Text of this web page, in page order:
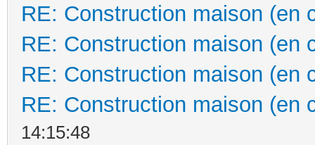
RE: Construction maison (en
RE: Construction maison (en
RE: Construction maison (en
RE: Construction maison (en
14:15:48